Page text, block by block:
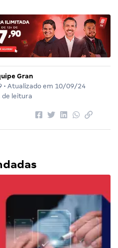
Gran
• Atualizado em 10/09/24
de leitura